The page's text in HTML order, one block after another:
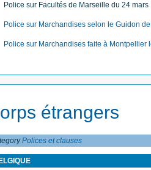
Police sur Facultés de Marseille du 24 mars
Police sur Marchandises selon le Guidon
Police sur Marchandises faite à Montpellier
étrangers
Polices et clauses